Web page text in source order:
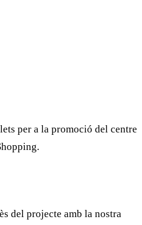
per a la promoció del centre
del projecte amb la nostra